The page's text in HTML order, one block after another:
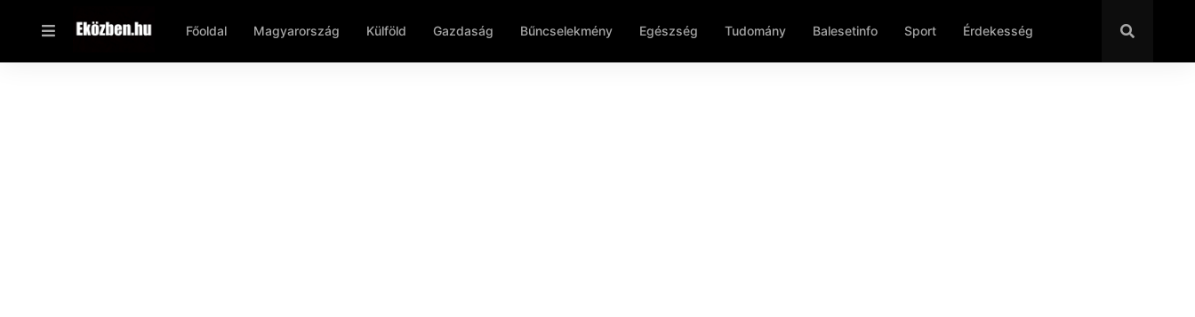
Főoldal Magyarország Külföld Gazdaság Bűncselekmény Egészség Tudomány Balesetinfo Sport Érdekesség